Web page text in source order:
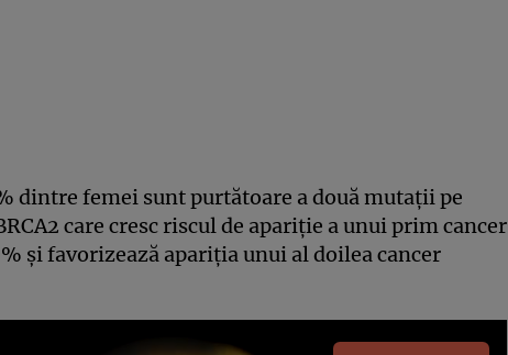
dintre femei sunt purtătoare a două mutaţii pe
care cresc riscul de apariţie a unui prim cancer
şi favorizează apariţia unui al doilea cancer